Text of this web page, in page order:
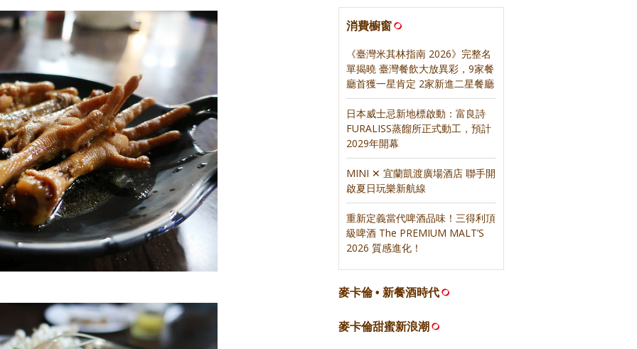
消費櫥窗
《臺灣米其林指南 2026》完整名
單揭曉 臺灣餐飲大放異彩，9家餐
廳首獲一星肯定 2家新進二星餐廳
日本威士忌新地標啟動：富良詩
FURALISS蒸餾所正式動工，預計
2029年開幕
MINI ✕ 宜蘭凱渡廣場酒店 聯手開
啟夏日玩樂新航線
重新定義當代啤酒品味！三得利頂
級啤酒 The PREMIUM MALT’S
2026 質感進化！
麥卡倫 • 新餐酒時代
麥卡倫甜蜜新浪潮